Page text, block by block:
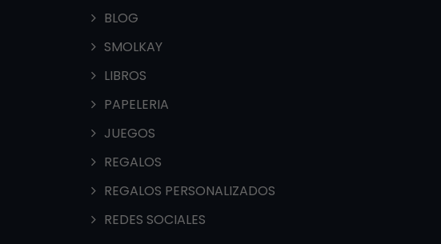
BLOG
SMOLKAY
LIBROS
PAPELERIA
JUEGOS
REGALOS
REGALOS PERSONALIZADOS
REDES SOCIALES